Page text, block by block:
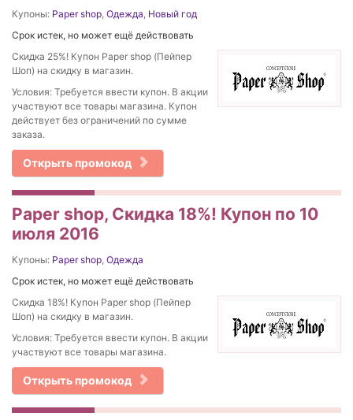
Купоны: Paper shop Одежда Новый год
Срок истек, но может ещё действовать
Скидка 25%! Купон Paper shop (Пейпер
Шоп) на скидку в магазин.
Условия: Требуется ввести купон. В акции
участвуют все товары магазина. Купон
действует без ограничений по сумме
заказа.
Открыть промокод
Paper shop, Скидка 18%! Купон по 10
июля 2016
Купоны: Paper shop Одежда
Срок истек, но может ещё действовать
Скидка 18%! Купон Paper shop (Пейпер
Шоп) на скидку в магазин.
Условия: Требуется ввести купон. В акции
участвуют все товары магазина.
Открыть промокод